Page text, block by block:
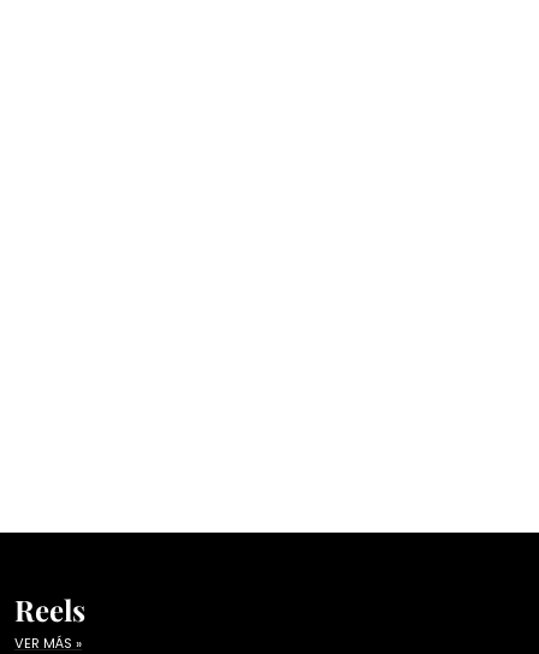
Reels
VER MÁS »